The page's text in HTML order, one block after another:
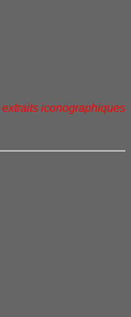
extraits iconographiques